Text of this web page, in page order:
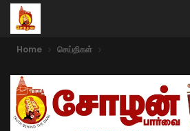
Home செய்திகள்